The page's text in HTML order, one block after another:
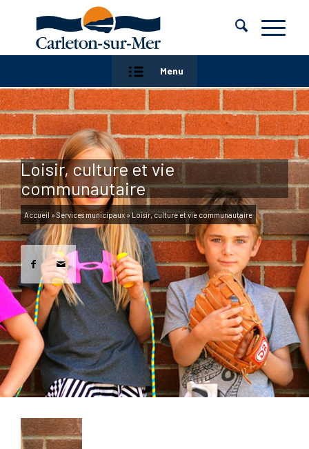
Menu
Loisir, culture et vie
communautaire
Accueil » Services municipaux »Loisir, culture et vie communautaire